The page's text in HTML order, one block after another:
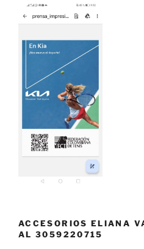
ACCESORIOS ELIANA
AL 3059220715